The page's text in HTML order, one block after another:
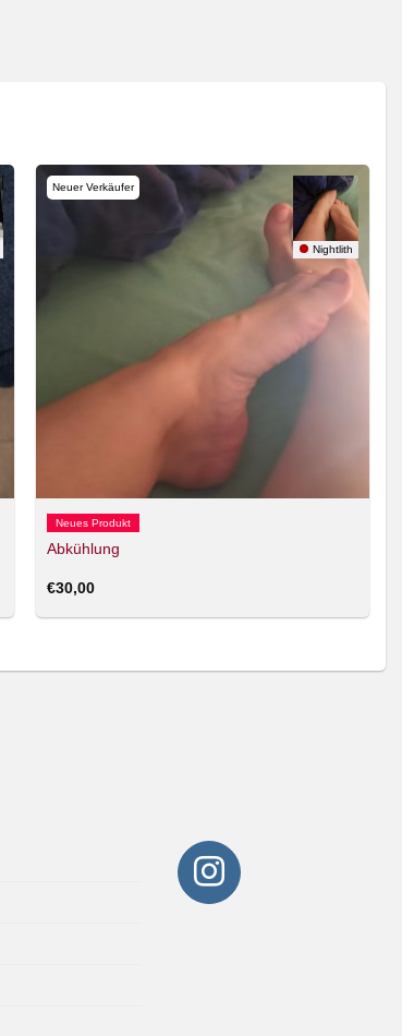
Neuer Verkäufer
Nightlith
Neues Produkt
Abkühlung
€30,00